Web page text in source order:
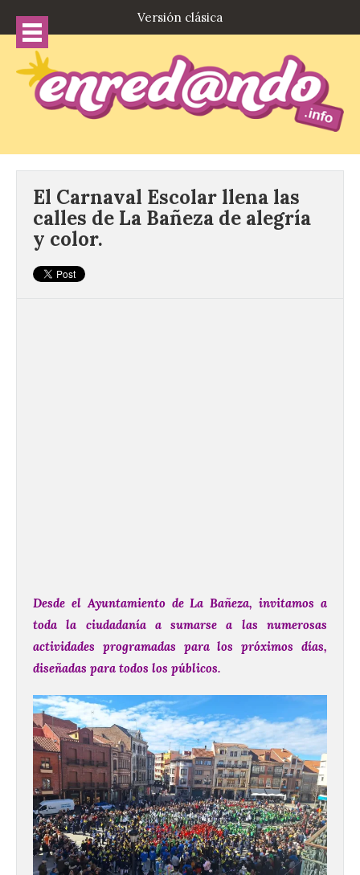
Versión clásica
El Carnaval Escolar llena las
calles de La Bañeza de alegría
y color.
Desde el Ayuntamiento de La Bañeza, invitamos a
toda la ciudadanía a sumarse a las numerosas
actividades programadas para los próximos días,
diseñadas para todos los públicos.